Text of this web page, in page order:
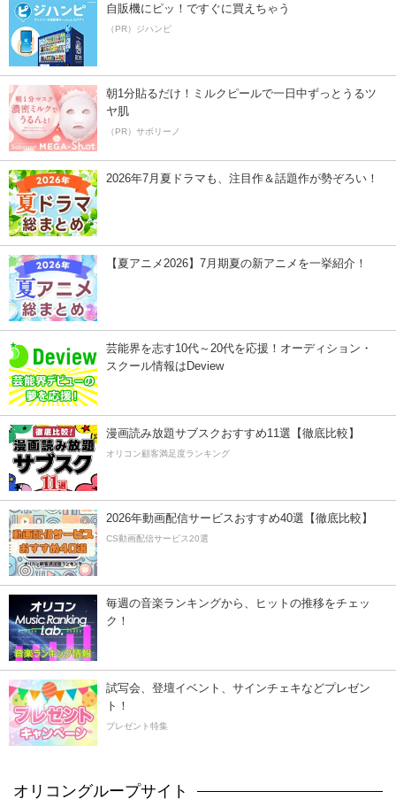
自販機にピッ！ですぐに買えちゃう
（PR）ジハンピ
朝1分貼るだけ！ミルクピールで一日中ずっとうるツ
ヤ肌
（PR）サボリーノ
2026年7月夏ドラマも、注目作＆話題作が勢ぞろい！
【夏アニメ2026】7月期夏の新アニメを一挙紹介！
芸能界を志す10代～20代を応援！オーディション・
スクール情報はDeview
漫画読み放題サブスクおすすめ11選【徹底比較】
オリコン顧客満足度ランキング
2026年動画配信サービスおすすめ40選【徹底比較】
CS動画配信サービス20選
毎週の音楽ランキングから、ヒットの推移をチェッ
ク！
試写会、登壇イベント、サインチェキなどプレゼン
ト！
プレゼント特集
オリコングループサイト